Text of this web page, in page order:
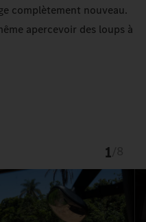
complètement nouveau.
apercevoir des loups à
1